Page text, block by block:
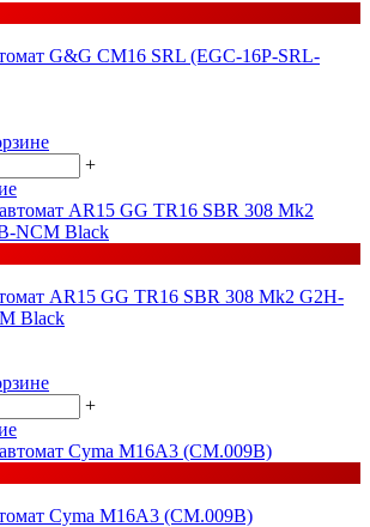
G&G CM16 SRL (EGC-16P-SRL-
+
AR15 GG TR16 SBR 308 Mk2 G2H-
Black
+
Cyma M16A3 (CM.009B)